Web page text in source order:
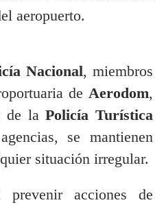
aeropuerto.
Nacional, miembros
de Aerodom,
de laPolicía Turística
se mantienen
situación irregular.
prevenir acciones de